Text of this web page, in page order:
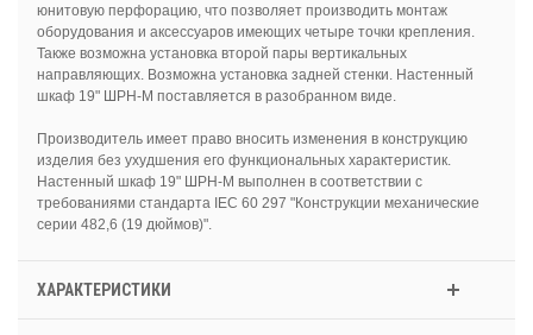
юнитовую перфорацию, что позволяет производить монтаж
оборудования и аксессуаров имеющих четыре точки крепления.
Также возможна установка второй пары вертикальных
направляющих. Возможна установка задней стенки. Настенный
шкаф 19" ШРН-М поставляется в разобранном виде.
Производитель имеет право вносить изменения в конструкцию
изделия без ухудшения его функциональных характеристик.
Настенный шкаф 19" ШРН-М выполнен в соответствии с
требованиями стандарта IEC 60 297 "Конструкции механические
серии 482,6 (19 дюймов)".
ХАРАКТЕРИСТИКИ